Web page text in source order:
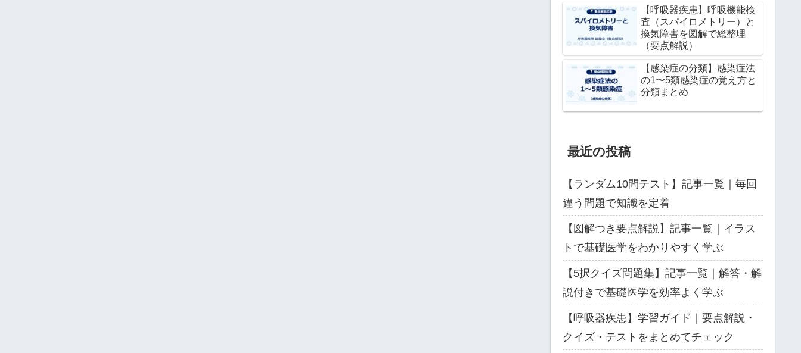
【呼吸器疾患】呼吸機能検
査（スパイロメトリー）と
換気障害を図解で総整理
（要点解説）
【感染症の分類】感染症法
の1〜5類感染症の覚え方と
分類まとめ
最近の投稿
【ランダム10問テスト】記事一覧｜毎回
違う問題で知識を定着
【図解つき要点解説】記事一覧｜イラス
トで基礎医学をわかりやすく学ぶ
【5択クイズ問題集】記事一覧｜解答・解
説付きで基礎医学を効率よく学ぶ
【呼吸器疾患】学習ガイド｜要点解説・
クイズ・テストをまとめてチェック